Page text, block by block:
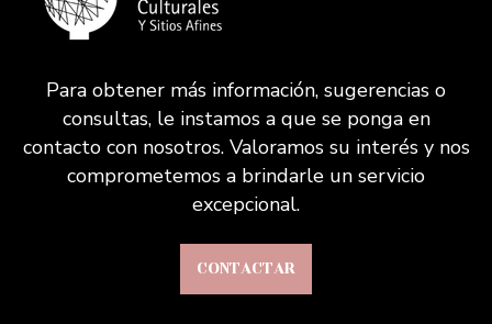
Para obtener más información, sugerencias o
consultas, le instamos a que se ponga en
contacto con nosotros. Valoramos su interés y nos
comprometemos a brindarle un servicio
excepcional.
CONTACTAR